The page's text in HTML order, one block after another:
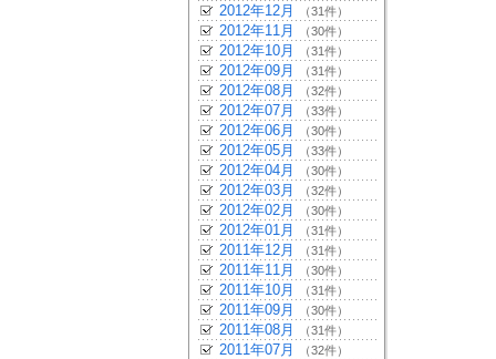
2012年12月 （31件）
2012年11月 （30件）
2012年10月 （31件）
2012年09月 （31件）
2012年08月 （32件）
2012年07月 （33件）
2012年06月 （30件）
2012年05月 （33件）
2012年04月 （30件）
2012年03月 （32件）
2012年02月 （30件）
2012年01月 （31件）
2011年12月 （31件）
2011年11月 （30件）
2011年10月 （31件）
2011年09月 （30件）
2011年08月 （31件）
2011年07月 （32件）